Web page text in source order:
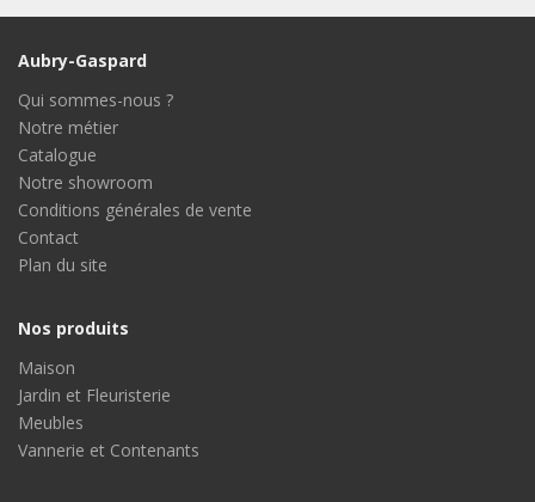
Aubry-Gaspard
Qui sommes-nous ?
Notre métier
Catalogue
Notre showroom
Conditions générales de vente
Contact
Plan du site
Nos produits
Maison
Jardin et Fleuristerie
Meubles
Vannerie et Contenants